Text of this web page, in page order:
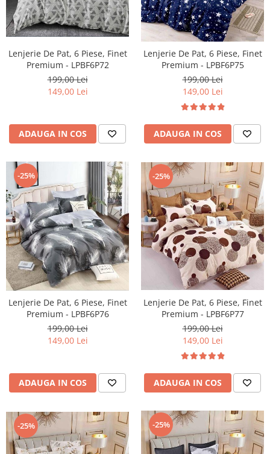
Lenjerie De Pat, 6 Piese, Finet
Premium - LPBF6P72
199,00 Lei
149,00 Lei
ADAUGA IN COS
Lenjerie De Pat, 6 Piese, Finet
Premium - LPBF6P75
199,00 Lei
149,00 Lei
ADAUGA IN COS
-25%
Lenjerie De Pat, 6 Piese, Finet
Premium - LPBF6P76
199,00 Lei
149,00 Lei
ADAUGA IN COS
-25%
Lenjerie De Pat, 6 Piese, Finet
Premium - LPBF6P77
199,00 Lei
149,00 Lei
ADAUGA IN COS
-25% -25%